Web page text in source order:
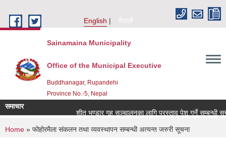
English
नेपाली
Sainamaina Municipality
Office of the Municipal Executive
Buddhanagar, Rupandehi
Province No.-5, Nepal
समाचार
शीत भण्डार गृह सञ्चालनका लागि प्रस्ताव पेश गर्ने सम्बन्धी
You are here
Home » फोहोरमैला संकलन तथा व्यवस्थापन सम्बन्धी अत्यन्त जरुरी सूचना